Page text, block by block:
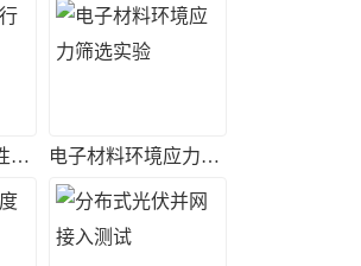
基金申请书可行性评估 电子材料环境应力筛选实验